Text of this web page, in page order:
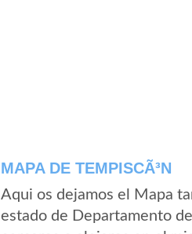
MAPA DE TEMPISCÃ³N
Aqui os dejamos el Mapa
estado de Departamento